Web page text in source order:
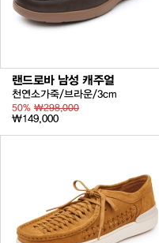
랜드로바 남성 캐주얼
천연소가죽/브라운/3cm
50% ₩298,000
₩149,000